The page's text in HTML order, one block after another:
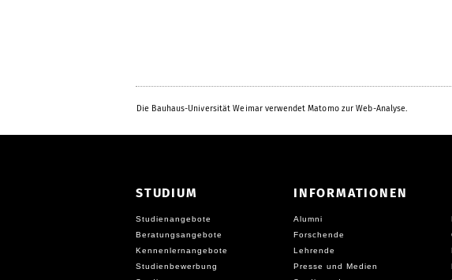
Die Bauhaus-Universität Weimar verwendet Matomo zur Web-Analyse.
STUDIUM
Studienangebote
Beratungsangebote
Kennenlernangebote
Studienbewerbung
INFORMATIONEN
Alumni
Forschende
Lehrende
Presse und Medien